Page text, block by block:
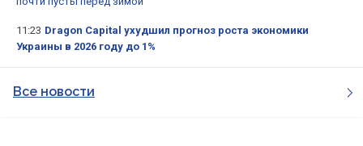
11:23 Dragon Capital ухудшил прогноз роста экономики
Украины в 2026 году до 1%
Все новости